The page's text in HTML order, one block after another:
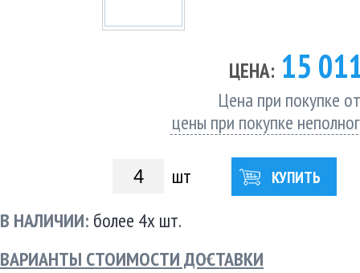
ЦЕНА: 15
Цена при покупке
цены при покупке
шт КУПИТЬ
В НАЛИЧИИ: более 4х шт.
ВАРИАНТЫ СТОИМОСТИ ДОСТАВКИ